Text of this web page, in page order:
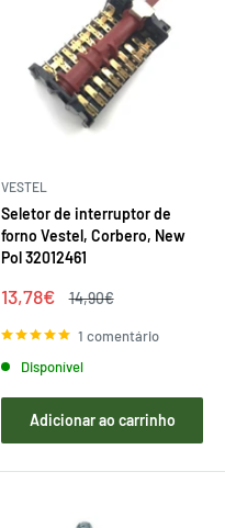
VESTEL
Seletor de interruptor de
forno Vestel, Corbero, New
Pol 32012461
Preço
venda
13,78€
Preço
14,90€
1 comentário
Disponível
Adicionar ao carrinho